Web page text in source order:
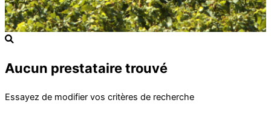
Aucun prestataire trouvé
Essayez de modifier vos critères de recherche